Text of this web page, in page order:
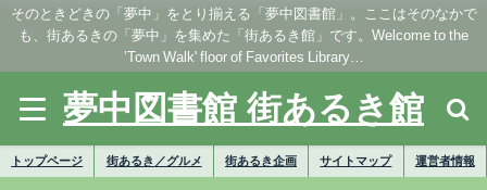
そのときどきの「夢中」をとり揃える「夢中図書館」。ここはそのなかで
も、街あるきの「夢中」を集めた「街あるき館」です。Welcome to the
’Town Walk' floor of Favorites Library…
夢中図書館 街あるき館
トップページ 街あるき／グルメ 街あるき企画 サイトマップ 運営者情報